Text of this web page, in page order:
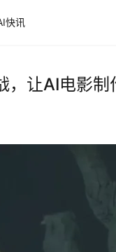
快讯
让AI电影制